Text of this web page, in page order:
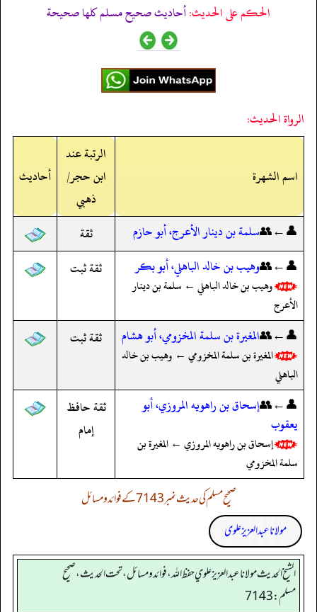
الحكم على الحديث:أحاديث صحيح مسلم كلها صحيحة
الرواة الحديث:
اسم الشهرة
الرتبة عند
ابن حجر/
ذهبي
أحاديث
👤←👥سلمة بن دينار الأعرج، أبو حازم
ثقة
👤←👥وهيب بن خالد الباهلي، أبو بكر
وهيب بن خالد الباهلي ← سلمة بن دينار
الأعرج
ثقة ثبت
👤←👥المغيرة بن سلمة المخزومي، أبو هشام
المغيرة بن سلمة المخزومي ← وهيب بن خالد
الباهلي
ثقة ثبت
👤←👥إسحاق بن راهويه المروزي، أبو
يعقوب
إسحاق بن راهويه المروزي ← المغيرة بن
سلمة المخزومي
ثقة حافظ
إمام
صحیح مسلم کی حدیث نمبر 7143 کے فوائد و مسائل
مولانا عبد العزیز علوی
الشيخ الحديث مولانا عبدالعزيز علوي حفظ الله، فوائد و مسائل، تحت الحديث ، صحيح
مسلم: 7143